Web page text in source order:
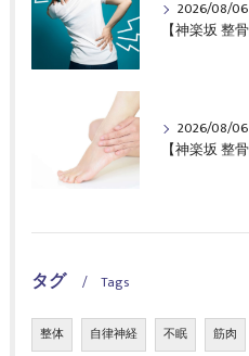
2026/08/06
2026/08/06
タグ Tags
整体 自律神経 不眠 筋肉